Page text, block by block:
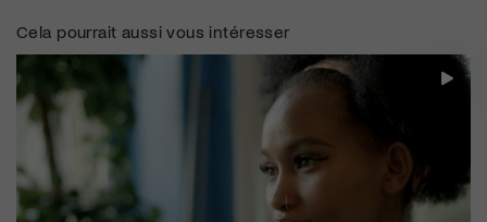
Cela pourrait aussi vous intéresser